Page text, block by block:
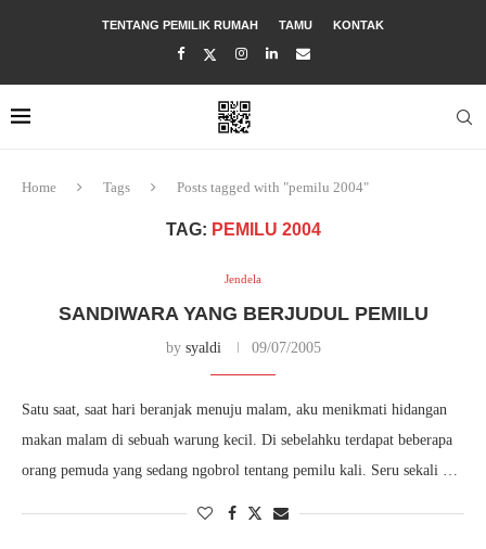
TENTANG PEMILIK RUMAH TAMU KONTAK
Home Tags Posts tagged with "pemilu 2004"
TAG: PEMILU 2004
Jendela
SANDIWARA YANG BERJUDUL PEMILU
by syaldi 09/07/2005
Satu saat, saat hari beranjak menuju malam, aku menikmati hidangan
makan malam di sebuah warung kecil. Di sebelahku terdapat beberapa
orang pemuda yang sedang ngobrol tentang pemilu kali. Seru sekali …